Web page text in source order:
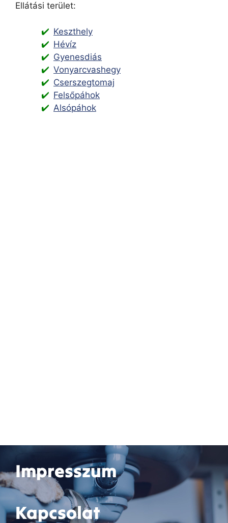
Ellátási terület:
Keszthely
Hévíz
Gyenesdiás
Vonyarcvashegy
Cserszegtomaj
Felsőpáhok
Alsópáhok
Impresszum
Kapcsolat